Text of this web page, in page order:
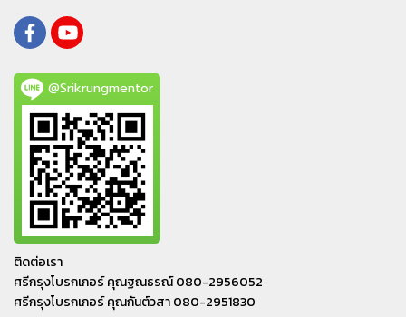
@Srikrungmentor
ติดต่อเรา
ศรีกรุงโบรกเกอร์ คุณฐณธรณ์ 080-2956052
ศรีกรุงโบรกเกอร์ คุณกันต์วสา 080-2951830